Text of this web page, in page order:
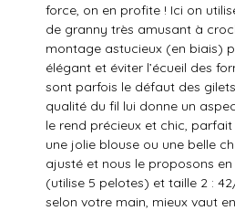
force, on en profite ! Ici on
de granny très amusant à
montage astucieux (en biais)
élégant et éviter l’écueil des
sont parfois le défaut des
qualité du fil lui donne un
le rend précieux et chic,
une jolie blouse ou une belle
ajusté et nous le proposons
(utilise 5 pelotes) et taille 2 :
selon votre main, mieux vaut